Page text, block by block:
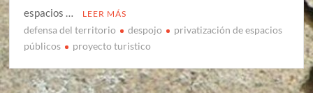
espacios …
LEER MÁS
defensa del territorio despojo
privatización de espacios
públicos
proyecto turistico